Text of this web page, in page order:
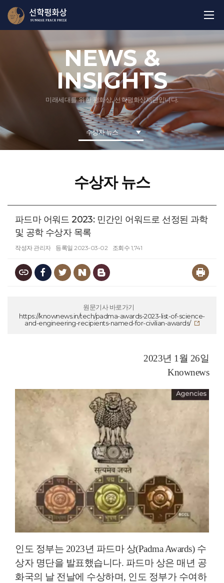
NEWS &
INSIGHTS
미래세대를 위한 평화상, 선학평화상재단입니다.
수상자 뉴스
수상자 뉴스
파드마 어워드 2023: 민간인 어워드로 선정된 과학
및 공학 수상자 목록
작성자 관리자 등록일 2023-03-02 조회수 1,741
원문기사 바로가기
https://knownews.in/tech/padma-awards-2023-list-of-science-
and-engineering-recipients-named-for-civilian-awards/
2023년 1월 26일
Knownews
인도 정부는 2023년 파드마 상(Padma Awards) 수
상자 명단을 발표했습니다. 파드마 상은 매년 공
화국의 날 전날에 수상하며, 인도 정부가 수여하